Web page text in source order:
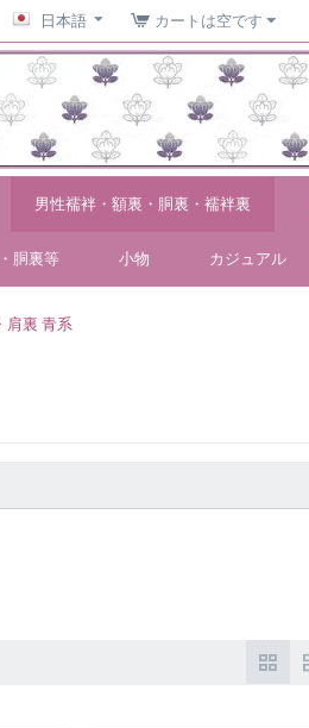
カートは空です
日本語
男性襦袢・額裏・胴裏・襦袢裏
胴裏等 小物 カジュアル
肩裏 青系